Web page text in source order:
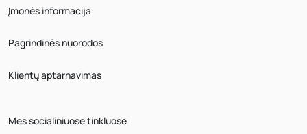
Įmonės informacija
Pagrindinės nuorodos
Klientų aptarnavimas
Mes socialiniuose tinkluose